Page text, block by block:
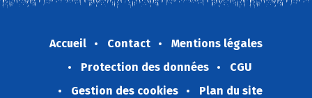
Accueil Contact
Mentions légales
Protection des données
CGU
Gestion des cookies
Plan du site